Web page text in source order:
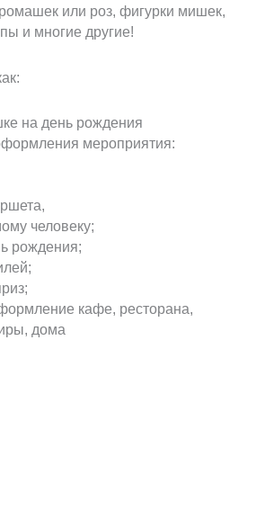
или роз, фигурки мишек,
и многие другие!
на день рождения
мероприятия:
человеку;
рождения;
кафе, ресторана,
дома